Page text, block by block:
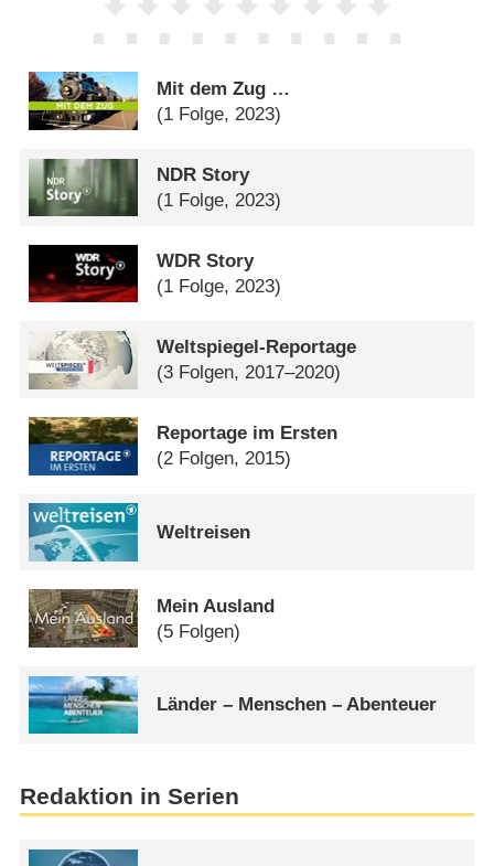
Mit dem Zug …
(1 Folge, 2023)
NDR Story
(1 Folge, 2023)
WDR Story
(1 Folge, 2023)
Weltspiegel-Reportage
(3 Folgen, 2017–2020)
Reportage im Ersten
(2 Folgen, 2015)
Weltreisen
Mein Ausland
(5 Folgen)
Länder – Menschen – Abenteuer
Redaktion in Serien